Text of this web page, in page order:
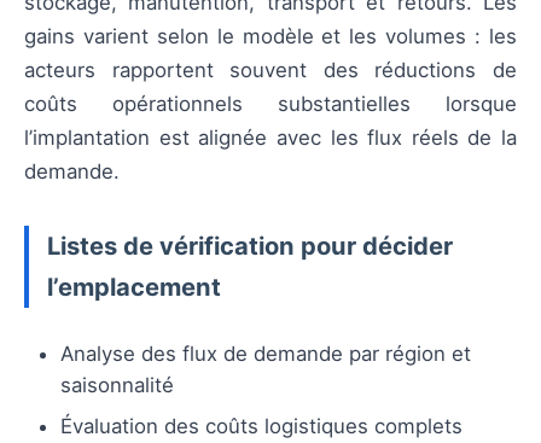
gains varient selon le modèle et les volumes : les
acteurs rapportent souvent des réductions de
coûts opérationnels substantielles lorsque
l’implantation est alignée avec les flux réels de la
demande.
Listes de vérification pour décider
l’emplacement
Analyse des flux de demande par région et
saisonnalité
Évaluation des coûts logistiques complets